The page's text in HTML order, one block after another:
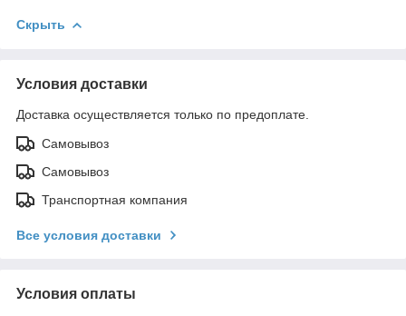
Скрыть
Условия доставки
Доставка осуществляется только по предоплате.
Самовывоз
Самовывоз
Транспортная компания
Все условия доставки
Условия оплаты